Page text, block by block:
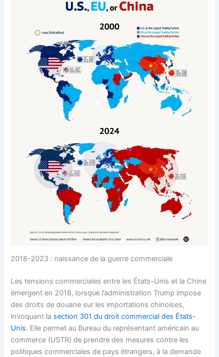
2018-2023 : naissance de la guerre commerciale
Les tensions commerciales entre les États-Unis et la Chine
émergent en 2018, lorsque l’administration Trump impose
des droits de douane sur les importations chinoises,
invoquant la section 301 du droit commercial des États-
Unis. Elle permet au Bureau du représentant américain au
commerce (USTR) de prendre des mesures contre les
politiques commerciales de pays étrangers, à la demande